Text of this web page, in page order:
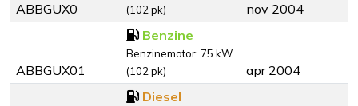
ABBGUX0
(102 pk)
nov 2004
ABBGUX01
Benzine
Benzinemotor: 75 kW
(102 pk)
apr 2004
Diesel